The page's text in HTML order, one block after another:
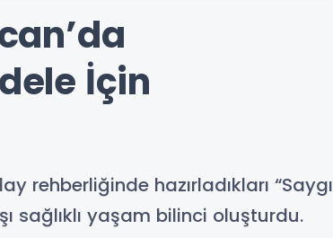
İçin
rehberliğinde hazırladıkları “Saygı
sağlıklı yaşam bilinci oluşturdu.